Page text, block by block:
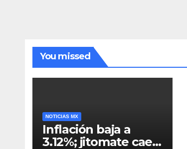
You missed
NOTICIAS MX
Inflación baja a
3.12%; jitomate cae